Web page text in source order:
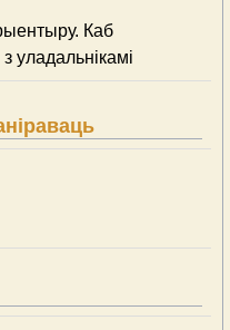
Каб
уладальнікамі